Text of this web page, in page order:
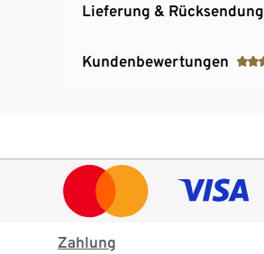
Lieferung & Rücksendung
Kundenbewertungen
Zahlung